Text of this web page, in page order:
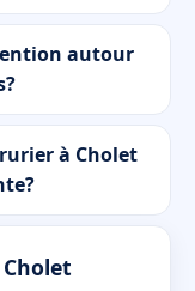
autour
à Cholet